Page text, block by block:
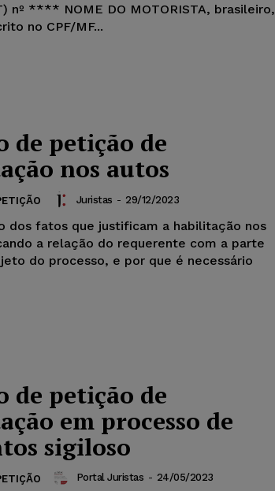
nº **** NOME DO MOTORISTA, brasileiro,
no CPF/MF...
de petição de
nos autos
Juristas - 29/12/2023
dos fatos que justificam a habilitação nos
a relação do requerente com a parte
do processo, e por que é necessário
de petição de
em processo de
sigiloso
Portal Juristas - 24/05/2023